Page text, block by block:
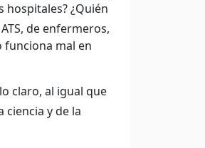
hospitales? ¿Quién
de enfermeros,
funciona mal en
claro, al igual que
ciencia y de la